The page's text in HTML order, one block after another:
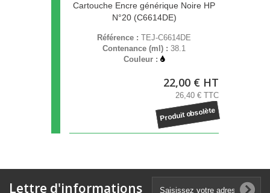
Cartouche Encre générique Noire HP
N°20 (C6614DE)
Référence : TEJ-C6614DE
Contenance (ml) : 38.1
Couleur :
22,00 € HT
26,40 € TTC
Produit obsolète
Lettre d'informations